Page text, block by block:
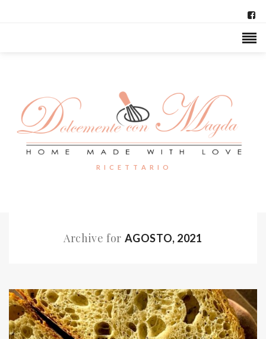
R I C E T T A R I O
Archive for AGOSTO, 2021